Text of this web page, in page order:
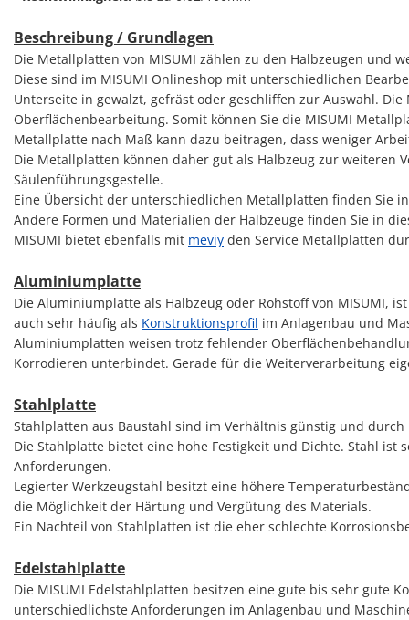
Beschreibung / Grundlagen
Die Metallplatten von MISUMI zählen zu den Halbzeugen
Diese sind im MISUMI Onlineshop mit unterschiedlichen
Unterseite in gewalzt, gefräst oder geschliffen zur Auswahl.
Oberflächenbearbeitung. Somit können Sie die MISUMI
Metallplatte nach Maß kann dazu beitragen, dass weniger
Die Metallplatten können daher gut als Halbzeug zur
Säulenführungsgestelle.
Eine Übersicht der unterschiedlichen Metallplatten finden Sie
Andere Formen und Materialien der Halbzeuge finden Sie in
MISUMI bietet ebenfalls mit meviy den Service Metallplatten
Aluminiumplatte
Die Aluminiumplatte als Halbzeug oder Rohstoff von MISUMI,
auch sehr häufig als Konstruktionsprofil im Anlagenbau und
Aluminiumplatten weisen trotz fehlender
Korrodieren unterbindet. Gerade für die Weiterverarbeitung
Stahlplatte
Stahlplatten aus Baustahl sind im Verhältnis günstig und
Die Stahlplatte bietet eine hohe Festigkeit und Dichte. Stahl
Anforderungen.
Legierter Werkzeugstahl besitzt eine höhere
die Möglichkeit der Härtung und Vergütung des Materials.
Ein Nachteil von Stahlplatten ist die eher schlechte
Edelstahlplatte
Die MISUMI Edelstahlplatten besitzen eine gute bis sehr gute
unterschiedlichste Anforderungen im Anlagenbau und